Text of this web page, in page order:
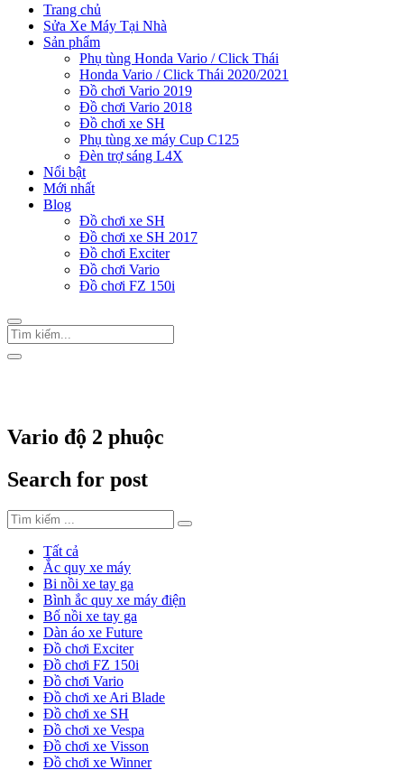
Trang chủ
Sửa Xe Máy Tại Nhà
Sản phẩm
Phụ tùng Honda Vario / Click Thái
Honda Vario / Click Thái 2020/2021
Đồ chơi Vario 2019
Đồ chơi Vario 2018
Đồ chơi xe SH
Phụ tùng xe máy Cup C125
Đèn trợ sáng L4X
Nổi bật
Mới nhất
Blog
Đồ chơi xe SH
Đồ chơi xe SH 2017
Đồ chơi Exciter
Đồ chơi Vario
Đồ chơi FZ 150i
Vario độ 2 phuộc
Search for post
Tất cả
Ắc quy xe máy
Bi nồi xe tay ga
Bình ắc quy xe máy điện
Bố nồi xe tay ga
Dàn áo xe Future
Đồ chơi Exciter
Đồ chơi FZ 150i
Đồ chơi Vario
Đồ chơi xe Ari Blade
Đồ chơi xe SH
Đồ chơi xe Vespa
Đồ chơi xe Visson
Đồ chơi xe Winner